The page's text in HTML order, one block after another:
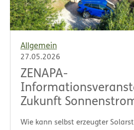
Allgemein
27.05.2026
ZENAPA-
Zukunft
Wie kann selbst erzeugter